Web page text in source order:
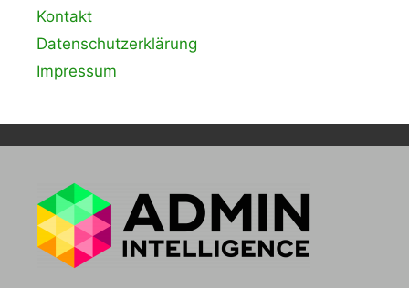
Kontakt
Datenschutzerklärung
Impressum